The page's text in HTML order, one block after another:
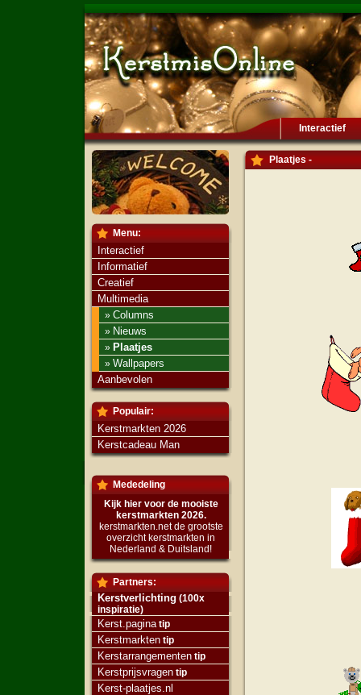
Interactief
Menu:
Interactief
Informatief
Creatief
Multimedia
» Columns
» Nieuws
» Plaatjes
» Wallpapers
Aanbevolen
Populair:
Kerstmarkten 2026
Kerstcadeau Man
Mededeling
Kijk hier voor de mooiste
kerstmarkten 2026.
kerstmarkten.net de grootste
overzicht kerstmarkten in
Nederland & Duitsland!
Partners:
Kerstverlichting (100x
inspiratie)
Kerst.pagina tip
Kerstmarkten tip
Kerstarrangementen tip
Kerstprijsvragen tip
Kerst-plaatjes.nl
Plaatjes -